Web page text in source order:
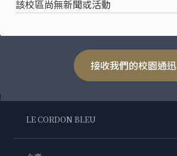
該校區尚無新聞或活動
接收我們的校園通迅
LE CORDON BLEU